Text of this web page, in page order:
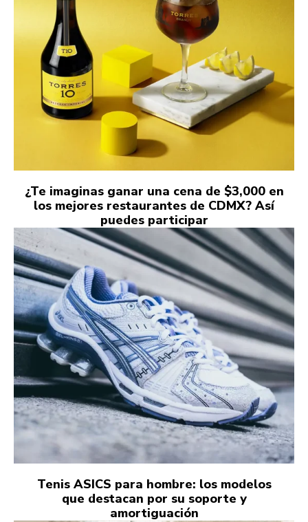
¿Te imaginas ganar una cena de $3,000 en
los mejores restaurantes de CDMX? Así
puedes participar
Tenis ASICS para hombre: los modelos
que destacan por su soporte y
amortiguación